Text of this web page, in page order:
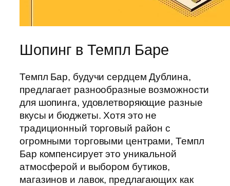
Шопинг в Темпл Баре
Темпл Бар, будучи сердцем Дублина,
предлагает разнообразные возможности
для шопинга, удовлетворяющие разные
вкусы и бюджеты. Хотя это не
традиционный торговый район с
огромными торговыми центрами, Темпл
Бар компенсирует это уникальной
атмосферой и выбором бутиков,
магазинов и лавок, предлагающих как